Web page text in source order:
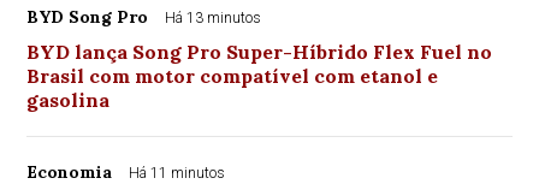
BYD Song Pro Há 13 minutos
BYD lança Song Pro Super-Híbrido Flex Fuel no
Brasil com motor compatível com etanol e
gasolina
Economia Há 11 minutos